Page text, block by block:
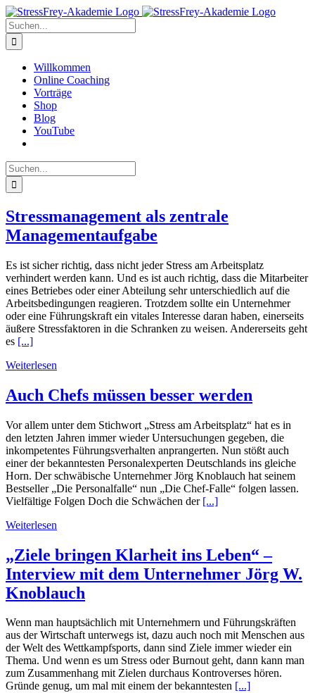
Zum
Inhalt
springen
Suche
nach:
Willkommen
Online Coaching
Vorträge
Shop
Blog
YouTube
Suche
nach:
Stressmanagement als zentrale
Managementaufgabe
Es ist sicher richtig, dass nicht jeder Stress am Arbeitsplatz
verhindert werden kann. Und es ist auch richtig, dass die Mitarbeiter
eines Betriebes oder einer Abteilung sehr unterschiedlich auf die
Arbeitsbedingungen reagieren. Trotzdem sollte ein Unternehmer
oder eine Führungskraft ein vitales Interesse daran haben, einerseits
äußere Stressfaktoren in die Schranken zu weisen. Andererseits geht
es [...]
Weiterlesen
Auch Chefs müssen besser werden
Vor allem unter dem Stichwort „Stress am Arbeitsplatz“ hat es in
den letzten Jahren immer wieder Untersuchungen gegeben, die
inkompetentes Führungsverhalten anprangerten. Nun stößt auch
einer der bekanntesten Personalexperten Deutschlands ins gleiche
Horn. Der schwäbische Unternehmer Jörg Knoblauch hat seinem
Bestseller „Die Personalfalle“ nun „Die Chef-Falle“ folgen lassen.
Vielfältige Folgen Doch die Schwächen der [...]
Weiterlesen
„Ziele bringen Klarheit ins Leben“ –
Interview mit dem Unternehmer Jörg W.
Knoblauch
Wenn man hauptsächlich mit Unternehmern und Führungskräften
aus der Wirtschaft unterwegs ist, dazu auch noch mit Menschen aus
der Welt des Wettkampfsports, dann sind Ziele immer wieder ein
Thema. Und wenn es um Stress oder Burnout geht, dann kann man
zum Zusammenhang mit Zielen durchaus Kontroverses hören.
Gründe genug, um mal mit einem der bekanntesten [...]